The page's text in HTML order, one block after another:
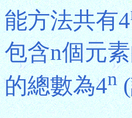
能方法共有4
包含n個元
的總數為4n(